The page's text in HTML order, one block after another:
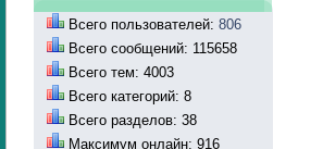
Всего пользователей: 806
Всего сообщений: 115658
Всего тем: 4003
Всего категорий: 8
Всего разделов: 38
Максимум онлайн: 916